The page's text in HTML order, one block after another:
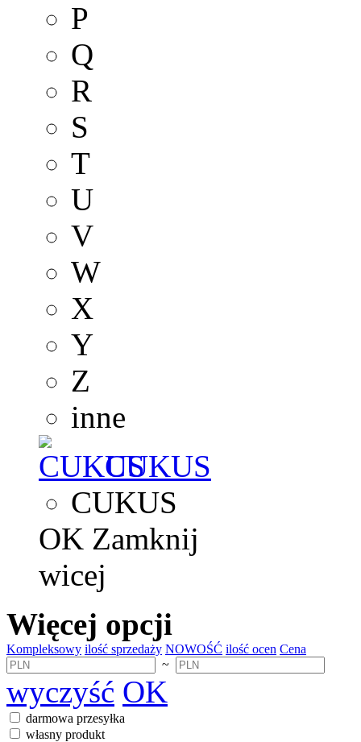
P
Q
R
S
T
U
V
W
X
Y
Z
inne
CUKUS
CUKUS
OK Zamknij
wicej
Więcej opcji
Kompleksowy ilość sprzedaży NOWOŚĆ ilość ocen Cena
~
wyczyść OK
darmowa przesyłka
własny produkt